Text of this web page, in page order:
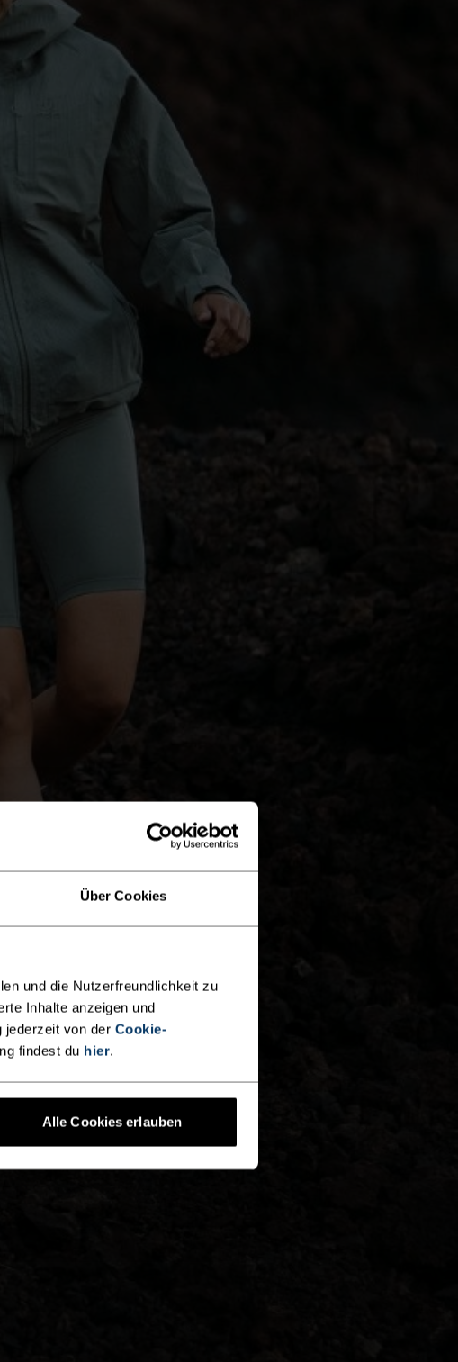
Über Cookies
und die Nutzerfreundlichkeit zu
Inhalte anzeigen und
jederzeit von der Cookie-
findest du hier.
Alle Cookies erlauben